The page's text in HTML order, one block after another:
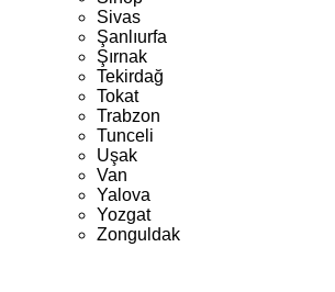
Sivas
Şanlıurfa
Şırnak
Tekirdağ
Tokat
Trabzon
Tunceli
Uşak
Van
Yalova
Yozgat
Zonguldak